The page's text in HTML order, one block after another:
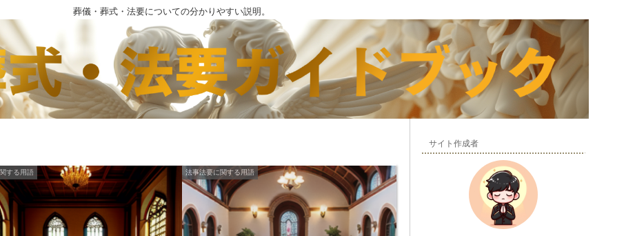
葬儀・葬式・法要についての分かりやすい説明。
する用語 法事法要に関する用語
サイト作成者